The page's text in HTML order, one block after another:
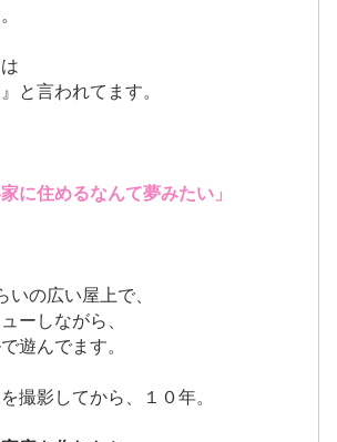
と言われてます。
に住めるなんて夢みたい」
いの広い屋上で、
ーしながら、
遊んでます。
撮影してから、１０年。